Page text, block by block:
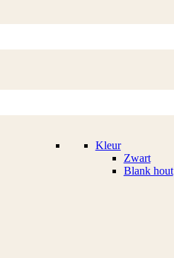
Kleur
Zwart
Blank hout